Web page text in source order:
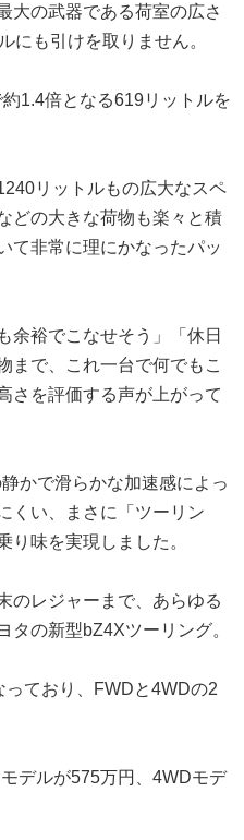
大の武器である荷室の広さ
にも引けを取りません。
1.4倍となる619リットルを
リットルもの広大なスペ
どの大きな荷物も楽々と積
て非常に理にかなったパッ
余裕でこなせそう」「休日
まで、これ一台で何でもこ
さを評価する声が上がって
かで滑らかな加速感によっ
くい、まさに「ツーリン
り味を実現しました。
のレジャーまで、あらゆる
タの新型bZ4Xツーリング。
ており、FWDと4WDの2
デルが575万円、4WDモデ